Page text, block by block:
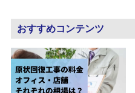
おすすめコンテンツ